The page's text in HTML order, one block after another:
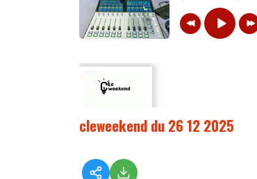
cleweekend du 26 12 2025